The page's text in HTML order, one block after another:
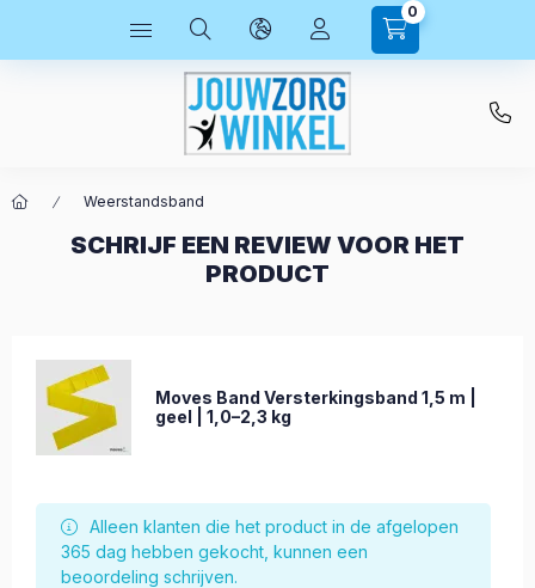
0
Weerstandsband
SCHRIJF EEN REVIEW VOOR HET
PRODUCT
Moves Band Versterkingsband 1,5 m |
geel | 1,0–2,3 kg
Alleen klanten die het product in de afgelopen
365 dag hebben gekocht, kunnen een
beoordeling schrijven.